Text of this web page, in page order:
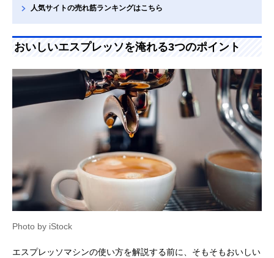
人気サイトの売れ筋ランキングはこちら
おいしいエスプレッソを淹れる3つのポイント
Photo by iStock
エスプレッソマシンの使い方を解説する前に、そもそもおいしい